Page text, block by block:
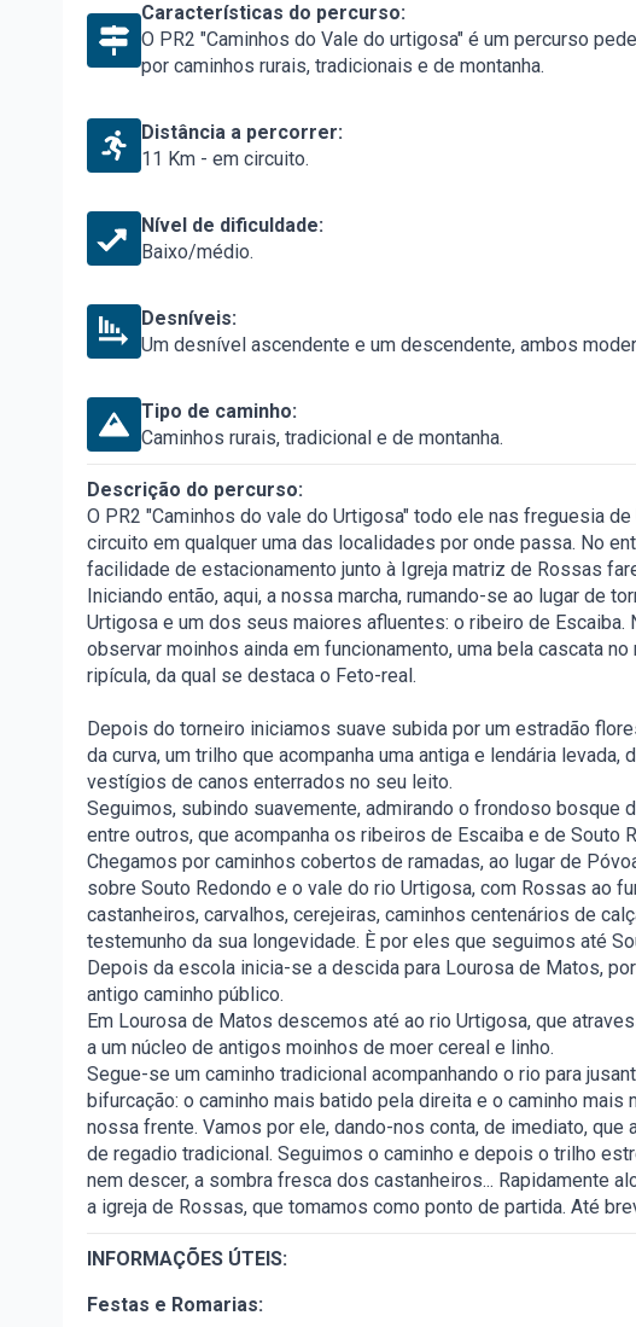
Características do percurso:
O PR2 "Caminhos do Vale do urtigosa" é um percurso
por caminhos rurais, tradicionais e de montanha.
Distância a percorrer:
11 Km - em circuito.
Nível de dificuldade:
Baixo/médio.
Desníveis:
Um desnível ascendente e um descendente, ambos
Tipo de caminho:
Caminhos rurais, tradicional e de montanha.
Descrição do percurso:
O PR2 "Caminhos do vale do Urtigosa" todo ele nas freguesia
circuito em qualquer uma das localidades por onde passa. No
facilidade de estacionamento junto à Igreja matriz de Rossas
Iniciando então, aqui, a nossa marcha, rumando-se ao lugar de
Urtigosa e um dos seus maiores afluentes: o ribeiro de
observar moinhos ainda em funcionamento, uma bela cascata
ripícula, da qual se destaca o Feto-real.
Depois do torneiro iniciamos suave subida por um estradão
da curva, um trilho que acompanha uma antiga e lendária levada,
vestígios de canos enterrados no seu leito.
Seguimos, subindo suavemente, admirando o frondoso bosque
entre outros, que acompanha os ribeiros de Escaiba e de Souto
Chegamos por caminhos cobertos de ramadas, ao lugar de
sobre Souto Redondo e o vale do rio Urtigosa, com Rossas ao
castanheiros, carvalhos, cerejeiras, caminhos centenários de
testemunho da sua longevidade. È por eles que seguimos até
Depois da escola inicia-se a descida para Lourosa de Matos,
antigo caminho público.
Em Lourosa de Matos descemos até ao rio Urtigosa, que
a um núcleo de antigos moinhos de moer cereal e linho.
Segue-se um caminho tradicional acompanhando o rio para
bifurcação: o caminho mais batido pela direita e o caminho
nossa frente. Vamos por ele, dando-nos conta, de imediato,
de regadio tradicional. Seguimos o caminho e depois o trilho
nem descer, a sombra fresca dos castanheiros... Rapidamente
a igreja de Rossas, que tomamos como ponto de partida. Até
INFORMAÇÕES ÚTEIS:
Festas e Romarias: